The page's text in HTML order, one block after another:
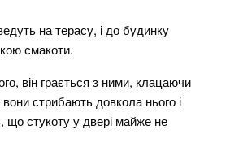
на терасу, і до будинку
смакоти.
він грається з ними, клацаючи
стрибають довкола нього і
що стукоту у двері майже не